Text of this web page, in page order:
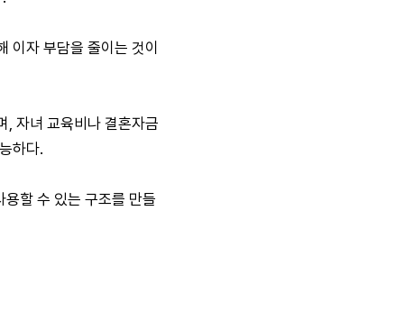
이자 부담을 줄이는 것이
, 자녀 교육비나 결혼자금
하다.
할 수 있는 구조를 만들